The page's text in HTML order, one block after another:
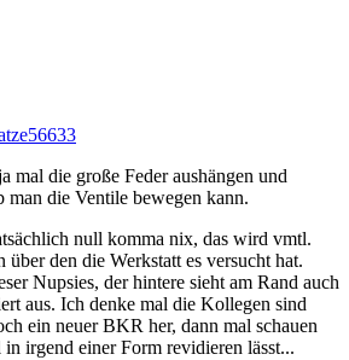
mal die große Feder aushängen und
man die Ventile bewegen kann.
null komma nix, das wird vmtl.
über den die Werkstatt es versucht hat.
Nupsies, der hintere sieht am Rand auch
aus. Ich denke mal die Kollegen sind
ein neuer BKR her, dann mal schauen
irgend einer Form revidieren lässt...